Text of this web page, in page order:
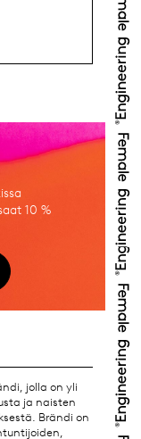
10 %
jolla on yli
ja naisten
Brändi on